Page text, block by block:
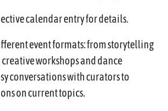
calendar entry for details.
event formats: from storytelling
workshops and dance
conversations with curators to
on current topics.